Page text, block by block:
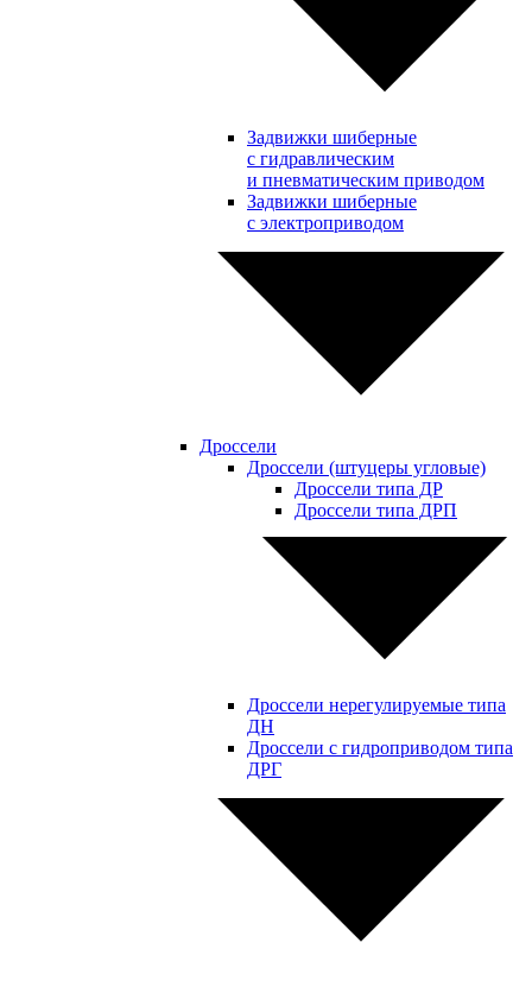
Задвижки шиберные
с гидравлическим
и пневматическим приводом
Задвижки шиберные
с электроприводом
Дроссели
Дроссели (штуцеры угловые)
Дроссели типа ДР
Дроссели типа ДРП
Дроссели нерегулируемые типа
ДН
Дроссели с гидроприводом типа
ДРГ